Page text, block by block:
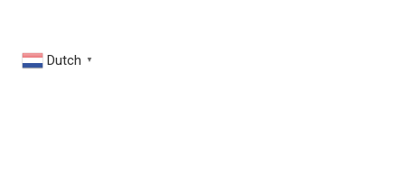
Dutch ▼